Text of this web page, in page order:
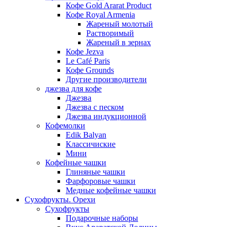
Кофе Gold Ararat Product
Кофе Royal Armenia
Жареный молотый
Растворимый
Жареный в зернах
Кофе Jezva
Le Café Paris
Кофе Grounds
Другие производители
джезва для кофе
Джезва
Джезва с песком
Джезва индукционной
Кофемолки
Edik Balyan
Классичиские
Мини
Кофейные чашки
Глиняные чашки
Фарфоровые чашки
Медные кофейные чашки
Сухофрукты. Орехи
Сухофрукты
Подарочные наборы